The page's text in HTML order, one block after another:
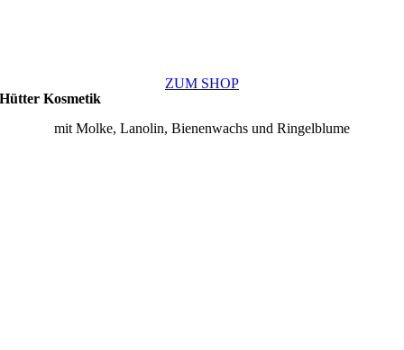
ZUM SHOP
Hütter Kosmetik
mit Molke, Lanolin, Bienenwachs und Ringelblume